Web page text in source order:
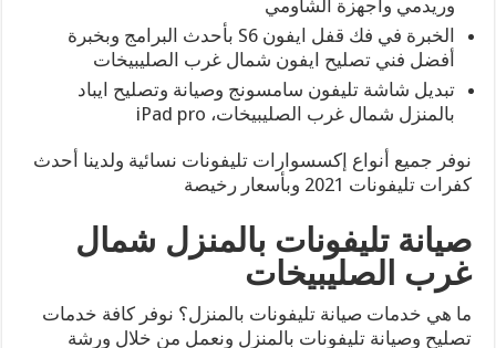
وريدمي وأجهزة الشاومي
الخبرة في فك قفل ايفون S6 بأحدث البرامج وبخبرة
أفضل فني تصليح ايفون شمال غرب الصليبيخات
تبديل شاشة تليفون سامسونج وصيانة وتصليح ايباد
بالمنزل شمال غرب الصليبيخات، iPad pro
نوفر جميع أنواع إكسسوارات تليفونات نسائية ولدينا أحدث
كفرات تليفونات 2021 وبأسعار رخيصة
صيانة تليفونات بالمنزل شمال
غرب الصليبيخات
ما هي خدمات صيانة تليفونات بالمنزل؟ نوفر كافة خدمات
تصليح وصيانة تليفونات بالمنزل ونعمل من خلال ورشة